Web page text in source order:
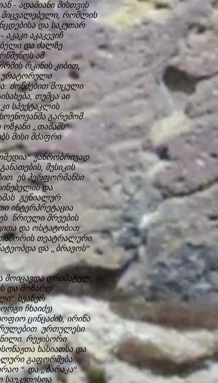
- ადამიანი მისთვის
მიცვალებული, რომლის
და საკუთარ
აკაკევიჩ
და ძალზე
ამ
რკინის კიბით,
ურატორული
ძონძებით მოცული
თუმცა აი
სპექტაკლის
გარემომ
„თამაშს“
მისი მძაფრი
ჟანრობრივად
მუსიკის
ეს პერფორმანსი
და
გენიალურ
ინტერპრეტაცია
წრიული შრეების
და ოსტატობით
თეატრალური
და „ბრავოს“
მოიცავდა დრამატულ,
და მოზარდ
სვანურ
ჩხაიძე)
ცინცაძის, ირინა
ურთულესი
რეჟისორი
ხასიათსა და
გაფორმება:
“ და „ბარაკა“